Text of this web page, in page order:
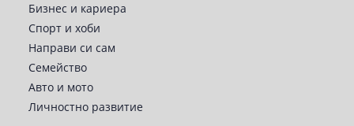
Бизнес и кариера
Спорт и хоби
Направи си сам
Семейство
Авто и мото
Личностно развитие